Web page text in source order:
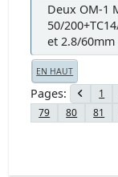
Deux OM-1
50/
et 2.8/60mm
EN HAUT
Pages 1
79
80 81